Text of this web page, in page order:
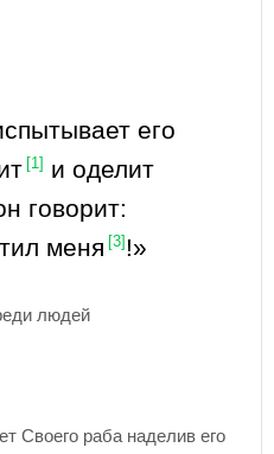
его
[1]
и оделит
говорит:
меня [3] !»
людей
Своего раба наделив его